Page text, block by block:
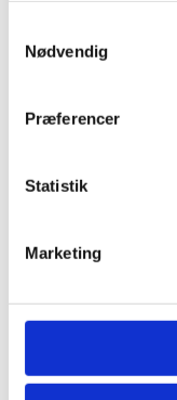
Nødvendig
Præferencer
Statistik
Marketing
Maxime